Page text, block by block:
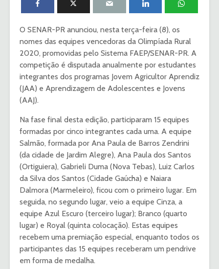
O SENAR-PR anunciou, nesta terça-feira (8), os
nomes das equipes vencedoras da Olimpíada Rural
2020, promovidas pelo Sistema FAEP/SENAR-PR. A
competição é disputada anualmente por estudantes
integrantes dos programas Jovem Agricultor Aprendiz
(JAA) e Aprendizagem de Adolescentes e Jovens
(AAJ).
Na fase final desta edição, participaram 15 equipes
formadas por cinco integrantes cada uma. A equipe
Salmão, formada por Ana Paula de Barros Zendrini
(da cidade de Jardim Alegre), Ana Paula dos Santos
(Ortiguiera), Gabrieli Duma (Nova Tebas), Luiz Carlos
da Silva dos Santos (Cidade Gaúcha) e Naiara
Dalmora (Marmeleiro), ficou com o primeiro lugar. Em
seguida, no segundo lugar, veio a equipe Cinza, a
equipe Azul Escuro (terceiro lugar); Branco (quarto
lugar) e Royal (quinta colocação). Estas equipes
recebem uma premiação especial, enquanto todos os
participantes das 15 equipes receberam um pendrive
em forma de medalha.